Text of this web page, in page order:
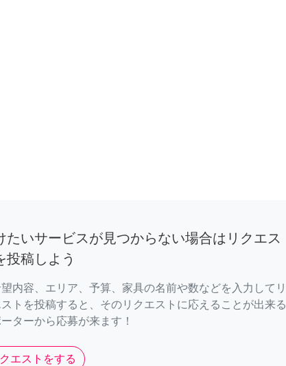
たいサービスが見つからない場合はリクエス
投稿しよう
望内容、エリア、予算、家具の名前や数などを入力してリ
ストを投稿すると、そのリクエストに応えることが出来る
ターから応募が来ます！
エストをする